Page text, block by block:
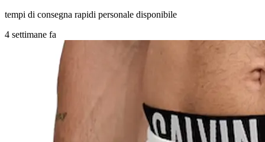
tempi di consegna rapidi personale disponibile
4 settimane fa